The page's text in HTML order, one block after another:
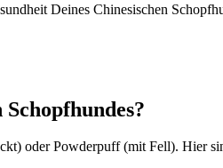
Dei­nes Chi­ne­si­schen
oder Pow­der­puff (mit Fell). Hier